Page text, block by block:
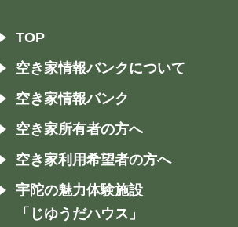
TOP
空き家情報バンクについて
空き家情報バンク
空き家所有者の方へ
空き家利用希望者の方へ
宇陀の魅力体験施設
「じゆうだハウス」